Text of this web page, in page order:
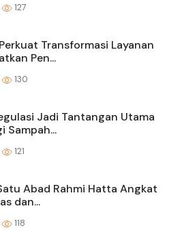
127
Transformasi Layanan
Pen...
130
Jadi Tantangan Utama
Sampah...
121
Abad Rahmi Hatta Angkat
dan...
118